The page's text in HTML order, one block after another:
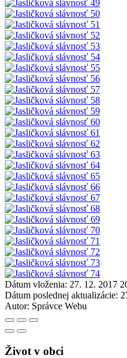
Dátum vloženia: 27. 12. 2017
Dátum poslednej aktualizácie:
Autor: Správce Webu
Život v obci